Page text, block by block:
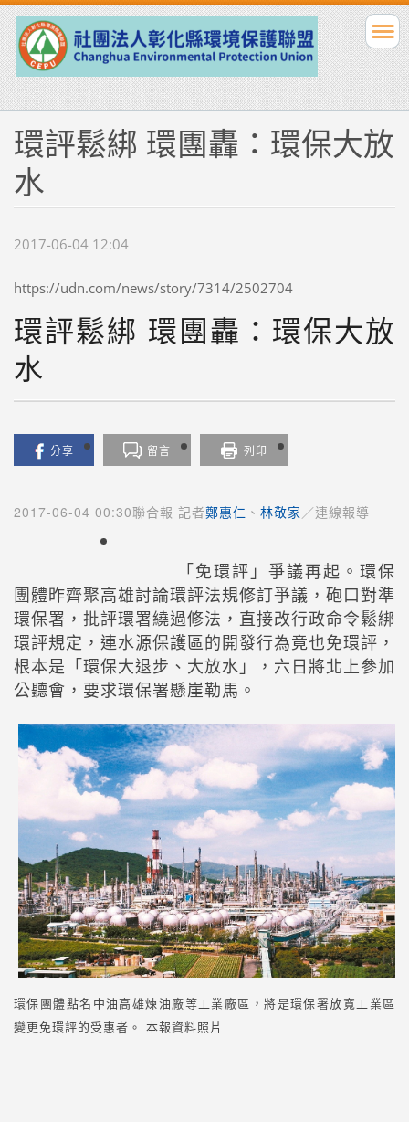
環評鬆綁 環團轟：環保大放
水
2017-06-04 12:04
https://udn.com/news/story/7314/2502704
環評鬆綁 環團轟：環保大放
水
分享 留言 列印
2017-06-04 00:30聯合報 記者鄭惠仁 、 林敬家 ／連線報導
「免環評」爭議再起。環保
團體昨齊聚高雄討論環評法規修訂爭議，砲口對準
環保署，批評環署繞過修法，直接改行政命令鬆綁
環評規定，連水源保護區的開發行為竟也免環評，
根本是「環保大退步、大放水」，六日將北上參加
公聽會，要求環保署懸崖勒馬。
環保團體點名中油高雄煉油廠等工業廠區，將是環保署放寬工業區
變更免環評的受惠者。 本報資料照片